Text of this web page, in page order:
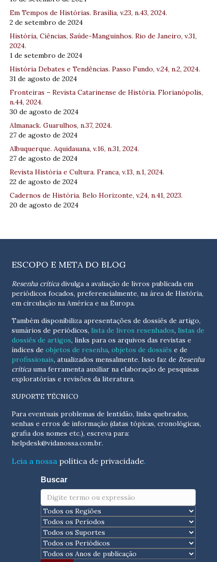
Em Tempos de Histórias. Brasília, v.23, n.43, 2024.
2 de setembro de 2024
História, Ciências, Saúde-Manguinhos. Rio de Janeiro, v.31,
2024.
1 de setembro de 2024
História Debates e Tendências. Passo Fundo, v.24, n.2, 2024.
31 de agosto de 2024
Fronteiras – Revista Catarinense de História. Florianópolis,
n.44, 2024.
30 de agosto de 2024
Almanack. Guarulhos, n.37, 2024.
27 de agosto de 2024
Albuquerque. Aquidauana, v.16, n.31, 2024.
27 de agosto de 2024
Revista História e Cultura. Franca, v.13, n.1, 2024.
22 de agosto de 2024
Cadernos de História. Belo Horizonte, v.24, n.41, 2023.
20 de agosto de 2024
ESCOPO E META DO BLOG
Resenha críticadivulga a avaliação de livros publicada em
periódicos focados, preferencialmente, na área de História,
em circulação na América e na Europa.
Também disponibiliza apresentações de dossiês de artigo,
sumários de periódicos, lista de livros resenhados, listas de
dossiês de artigos, links para os arquivos das revistas e
índices de objetos de resenha, objetos de dossiês e de
profissionais, atualizados mensalmente. Isso faz de Resenha
críticauma ferramenta auxiliar na elaboração de pesquisas
exploratórias e revisões da literatura.
SUPORTE TÉCNICO
Para eventuais problemas de lentidão, links quebrados,
senhas e erros de informação (datas tópicas, cronológicas,
helpdesk@vidanossa.com.br.
Leia a nossa política de privacidade.
Buscar